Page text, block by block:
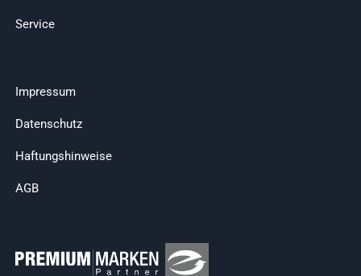
Service
Impressum
Datenschutz
Haftungshinweise
AGB